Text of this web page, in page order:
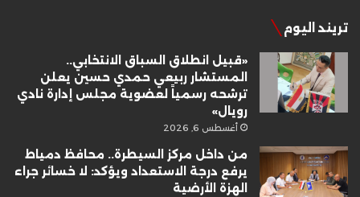
تريند اليوم
«قبيل انطلاق السباق الانتخابي..
المستشار ربيعي حمدي حسين يعلن
ترشحه رسمياً لعضوية مجلس إدارة نادي
رويال»
أغسطس 6, 2026
من داخل مركز السيطرة.. محافظ دمياط
يرفع درجة الاستعداد ويؤكد: لا خسائر جراء
الهزة الأرضية